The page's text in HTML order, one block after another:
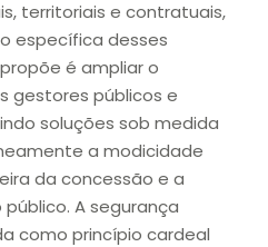
territoriais e contratuais,
específica desses
é ampliar o
gestores públicos e
soluções sob medida
a modicidade
da concessão e a
A segurança
como princípio cardeal